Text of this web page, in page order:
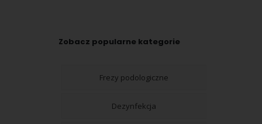
Zobacz popularne kategorie
Frezy podologiczne
Dezynfekcja